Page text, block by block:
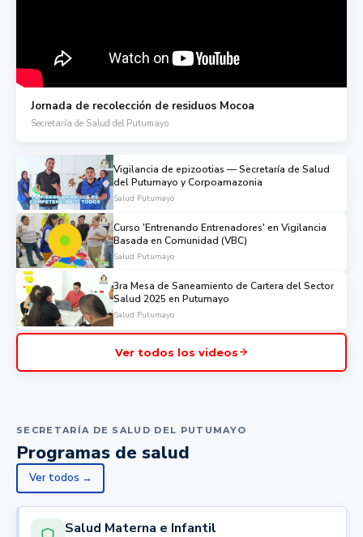
Jornada de recolección de residuos Mocoa
Secretaría de Salud del Putumayo
Vigilancia de epizootias — Secretaría de Salud
del Putumayo y Corpoamazonia
Salud Putumayo
Curso 'Entrenando Entrenadores' en Vigilancia
Basada en Comunidad (VBC)
Salud Putumayo
3ra Mesa de Saneamiento de Cartera del Sector
Salud 2025 en Putumayo
Salud Putumayo
Ver todos los videos
SECRETARÍA DE SALUD DEL PUTUMAYO
Programas de salud
Ver todos →
Salud Materna e Infantil